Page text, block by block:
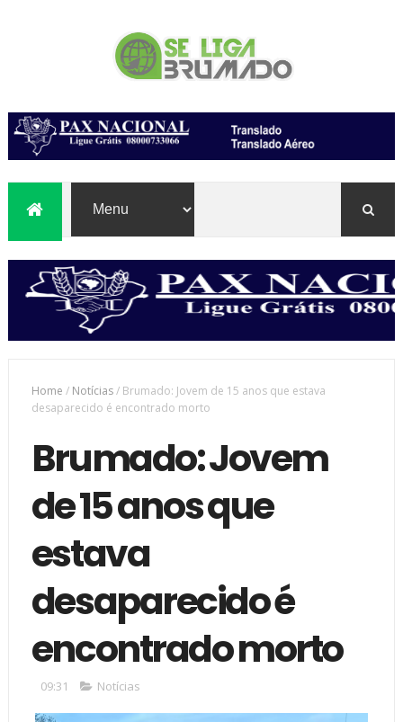
Home / Notícias/ Brumado: Jovem de 15 anos que estava
desaparecido é encontrado morto
Brumado: Jovem
de 15 anos que
estava
desaparecido é
encontrado morto
09:31 Notícias